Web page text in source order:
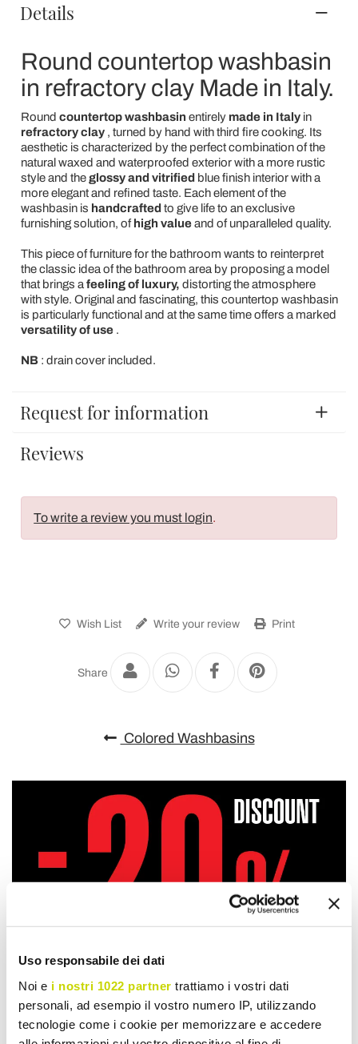
Uso responsabile dei dati
Noi e i nostri 1022 partner trattiamo i vostri dati
personali, ad esempio il vostro numero IP, utilizzando
tecnologie come i cookie per memorizzare e accedere
Details
Round countertop washbasin
in refractory clay Made in Italy.
Round countertop washbasin entirely made in Italyin
refractory clay, turned by hand with third fire cooking. Its
aesthetic is characterized by the perfect combination of the
natural waxed and waterproofed exterior with a more rustic
style and theglossy and vitrified blue finish interior with a
more elegant and refined taste. Each element of the
washbasin is handcrafted to give life to an exclusive
furnishing solution, ofhigh valueand of unparalleled quality.
This piece of furniture for the bathroom wants to reinterpret
the classic idea of the bathroom area by proposing a model
that brings a feeling of luxury, distorting the atmosphere
with style. Original and fascinating, this countertop washbasin
is particularly functional and at the same time offers a marked
versatility of use.
NB: drain cover included.
Request for information
Reviews
To write a review you must login.
Wish List Write your review Print
Share
Colored Washbasins